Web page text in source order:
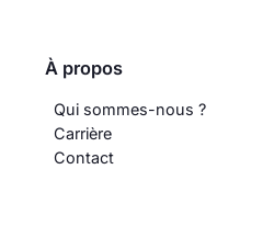
À propos
Qui sommes-nous ?
Carrière
Contact